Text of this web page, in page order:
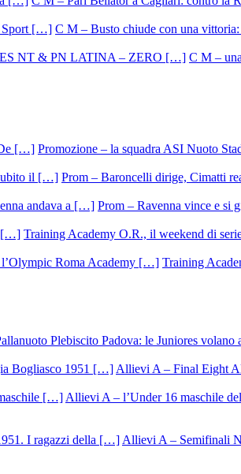
C M – Busto chiude con una
C M –
Promozione – la squadra ASI Nuoto
Prom – Baroncelli dirige, Cimatti
Prom – Ravenna vince e si
Training Academy O.R., il weekend di
Training
Plebiscito Padova: le Juniores
Allievi A – Final Eight
Allievi A – l’Under 16 maschile
Allievi A – Semifinali